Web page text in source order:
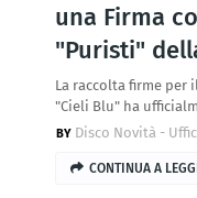
una Firma
"Puristi"
La raccolta firme per
"Cieli Blu" ha
Disco Novità -
CONTINUA A